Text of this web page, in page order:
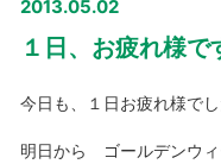
2013.05.02
１日、お疲れ様で
今日も、１日お疲れ様でし
明日から ゴールデンウィ